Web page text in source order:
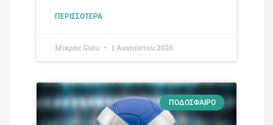
ΠΕΡΙΣΣΌΤΕΡΑ
Mικρός Guru 1 Αυγούστου 2026
ΠΟΔΌΣΦΑΙΡΟ